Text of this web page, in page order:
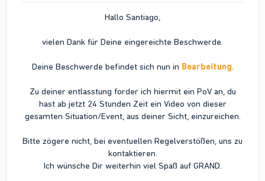
Hallo Santiago,
vielen Dank für Deine eingereichte Beschwerde.
Deine Beschwerde befindet sich nun in Bearbeitung.
Zu deiner entlasstung forder ich hiermit ein PoV an, du
hast ab jetzt 24 Stunden Zeit ein Video von dieser
gesamten Situation/Event, aus deiner Sicht, einzureichen.
Bitte zögere nicht, bei eventuellen Regelverstößen, uns zu
kontaktieren.
Ich wünsche Dir weiterhin viel Spaß auf GRAND.